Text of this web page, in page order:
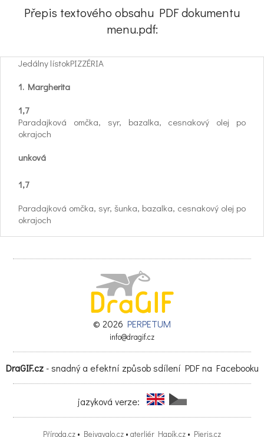
Přepis textového obsahu PDF dokumentu
menu.pdf:
Jedálny lístokPIZZÉRIA
1. Margherita
1,7
Paradajková omčka, syr, bazalka, cesnakový olej po
okrajoch
unková
1,7
Paradajková omčka, syr, šunka, bazalka, cesnakový olej po
okrajoch
Paradajková omčka, syr, šunka, šampióny, cesnakový olej
Paradajková omčka, syr, šunka, slanina, saláma, šampióny,
kukurica, cibuľa, feferóny,
cesnakový olej po okrajoch
. Natália
© 2026 PERPETUM
info@dragif.cz
DraGIF.cz- snadný a efektní způsob sdílení PDF na Facebooku
jazyková verze:
Příroda.cz • Bejvavalo.cz • aterliér Hapík.cz • Pieris.cz